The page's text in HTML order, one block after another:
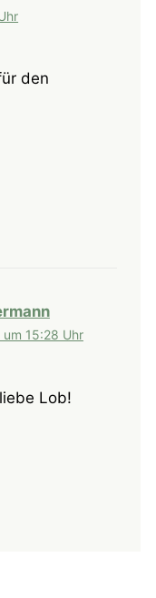
den
15:28 Uhr
Lob!